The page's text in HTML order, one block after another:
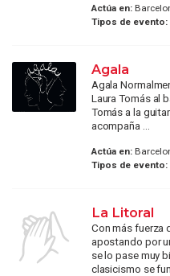
Actúa en:
Tipos de evento:
Agala
Agala
Laura Tomás al
Tomás a la
acompaña ...
Actúa en:
Tipos de evento:
La Litoral
Con más fuerza
apostando por
se lo pase muy
clasicismo se